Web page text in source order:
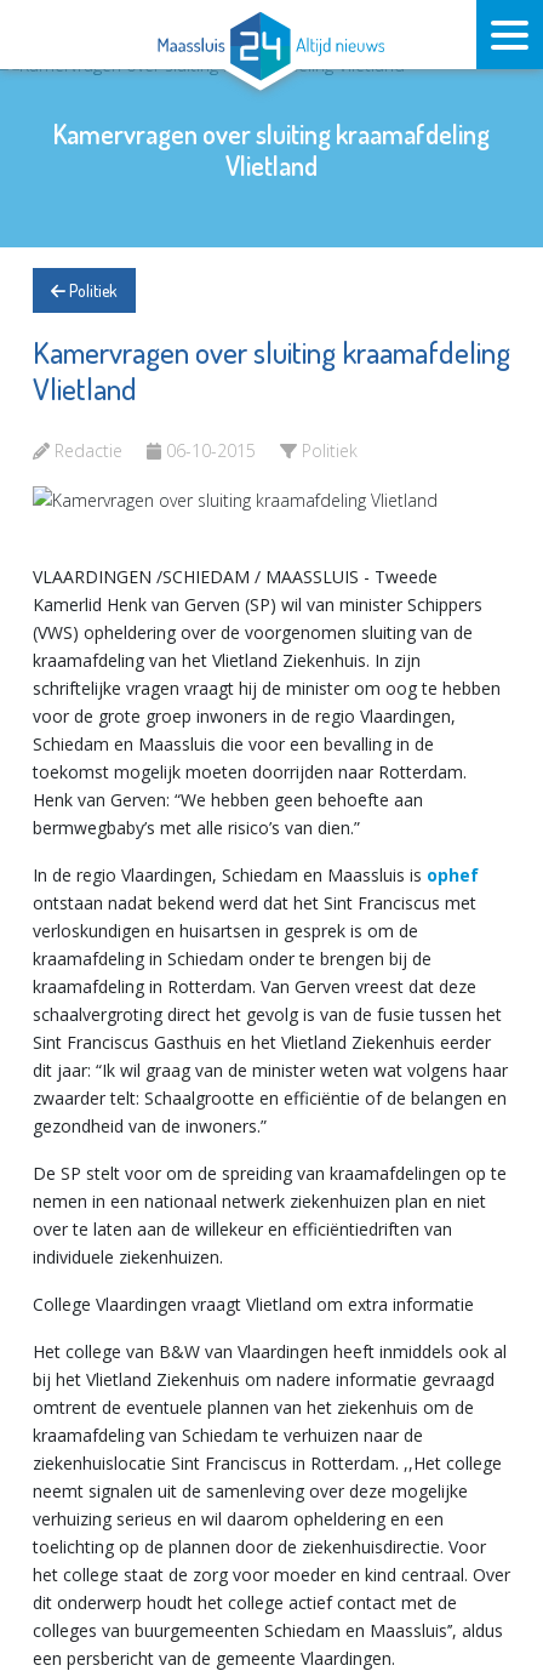
Kamervragen over sluiting kraamafdeling
Vlietland
Politiek
Kamervragen over sluiting kraamafdeling
Vlietland
Redactie 06-10-2015 Politiek
VLAARDINGEN /SCHIEDAM / MAASSLUIS - Tweede
Kamerlid Henk van Gerven (SP) wil van minister Schippers
(VWS) opheldering over de voorgenomen sluiting van de
kraamafdeling van het Vlietland Ziekenhuis. In zijn
schriftelijke vragen vraagt hij de minister om oog te hebben
voor de grote groep inwoners in de regio Vlaardingen,
Schiedam en Maassluis die voor een bevalling in de
toekomst mogelijk moeten doorrijden naar Rotterdam.
Henk van Gerven: “We hebben geen behoefte aan
bermwegbaby’s met alle risico’s van dien.”
In de regio Vlaardingen, Schiedam en Maassluis is ophef
ontstaan nadat bekend werd dat het Sint Franciscus met
verloskundigen en huisartsen in gesprek is om de
kraamafdeling in Schiedam onder te brengen bij de
kraamafdeling in Rotterdam. Van Gerven vreest dat deze
schaalvergroting direct het gevolg is van de fusie tussen het
Sint Franciscus Gasthuis en het Vlietland Ziekenhuis eerder
dit jaar: “Ik wil graag van de minister weten wat volgens haar
zwaarder telt: Schaalgrootte en efficiëntie of de belangen en
gezondheid van de inwoners.”
De SP stelt voor om de spreiding van kraamafdelingen op te
nemen in een nationaal netwerk ziekenhuizen plan en niet
over te laten aan de willekeur en efficiëntiedriften van
individuele ziekenhuizen.
College Vlaardingen vraagt Vlietland om extra informatie
Het college van B&W van Vlaardingen heeft inmiddels ook al
bij het Vlietland Ziekenhuis om nadere informatie gevraagd
omtrent de eventuele plannen van het ziekenhuis om de
kraamafdeling van Schiedam te verhuizen naar de
ziekenhuislocatie Sint Franciscus in Rotterdam. ,,Het college
neemt signalen uit de samenleving over deze mogelijke
verhuizing serieus en wil daarom opheldering en een
toelichting op de plannen door de ziekenhuisdirectie. Voor
het college staat de zorg voor moeder en kind centraal. Over
dit onderwerp houdt het college actief contact met de
colleges van buurgemeenten Schiedam en Maassluis’’, aldus
een persbericht van de gemeente Vlaardingen.